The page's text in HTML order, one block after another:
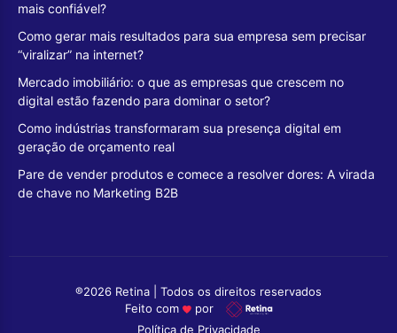
mais confiável?
Como gerar mais resultados para sua empresa sem precisar
“viralizar” na internet?
Mercado imobiliário: o que as empresas que crescem no
digital estão fazendo para dominar o setor?
Como indústrias transformaram sua presença digital em
geração de orçamento real
Pare de vender produtos e comece a resolver dores: A virada
de chave no Marketing B2B
®2026 Retina | Todos os direitos reservados
Feito com
por
Política de Privacidade